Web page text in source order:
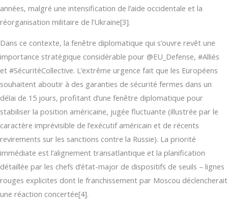
années, malgré une intensification de l’aide occidentale et la
réorganisation militaire de l’Ukraine[3].
Dans ce contexte, la fenêtre diplomatique qui s’ouvre revêt une
importance stratégique considérable pour @EU_Defense, #Alliés
et #SécuritéCollective. L’extrême urgence fait que les Européens
souhaitent aboutir à des garanties de sécurité fermes dans un
délai de 15 jours, profitant d’une fenêtre diplomatique pour
stabiliser la position américaine, jugée fluctuante (illustrée par le
caractère imprévisible de l’exécutif américain et de récents
revirements sur les sanctions contre la Russie). La priorité
immédiate est l’alignement transatlantique et la planification
détaillée par les chefs d’état-major de dispositifs de seuils – lignes
rouges explicites dont le franchissement par Moscou déclencherait
une réaction concertée[4].